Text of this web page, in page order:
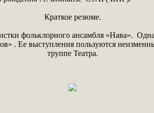
Краткое резюме.
фольклорного ансамбля «Нава».
. Ее выступления пользуются
труппе Театра.